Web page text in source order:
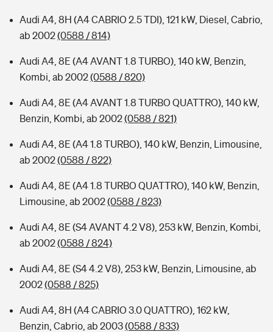
Audi A4, 8H (A4 CABRIO 2.5 TDI), 121 kW, Diesel, Cabrio,
ab 2002(0588 / 814)
Audi A4, 8E (A4 AVANT 1.8 TURBO), 140 kW, Benzin,
Kombi, ab 2002(0588 / 820)
Audi A4, 8E (A4 AVANT 1.8 TURBO QUATTRO), 140 kW,
Benzin, Kombi, ab 2002(0588 / 821)
Audi A4, 8E (A4 1.8 TURBO), 140 kW, Benzin, Limousine,
ab 2002(0588 / 822)
Audi A4, 8E (A4 1.8 TURBO QUATTRO), 140 kW, Benzin,
Limousine, ab 2002(0588 / 823)
Audi A4, 8E (S4 AVANT 4.2 V8), 253 kW, Benzin, Kombi,
ab 2002(0588 / 824)
Audi A4, 8E (S4 4.2 V8), 253 kW, Benzin, Limousine, ab
2002(0588 / 825)
Audi A4, 8H (A4 CABRIO 3.0 QUATTRO), 162 kW,
Benzin, Cabrio, ab 2003(0588 / 833)